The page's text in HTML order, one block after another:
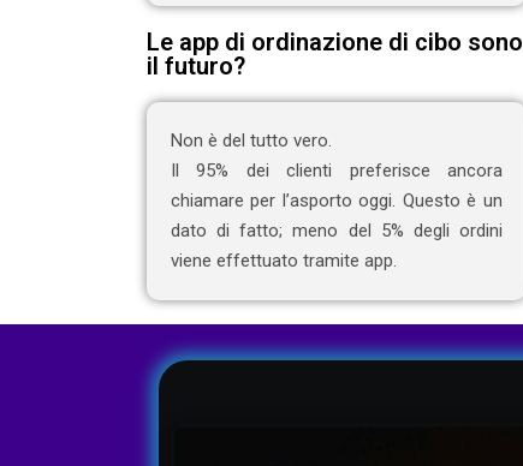
Le app di ordinazione di cibo sono
il futuro?
Non è del tutto vero.
Il 95% dei clienti preferisce ancora
chiamare per l’asporto oggi. Questo è un
dato di fatto; meno del 5% degli ordini
viene effettuato tramite app.